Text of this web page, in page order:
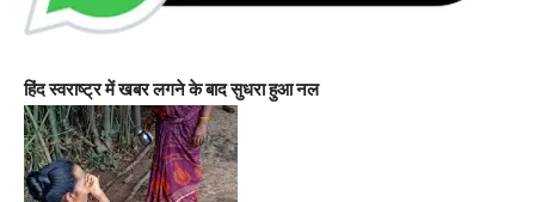
हिंद स्वराष्ट्र में खबर लगने के बाद सुधरा हुआ नल